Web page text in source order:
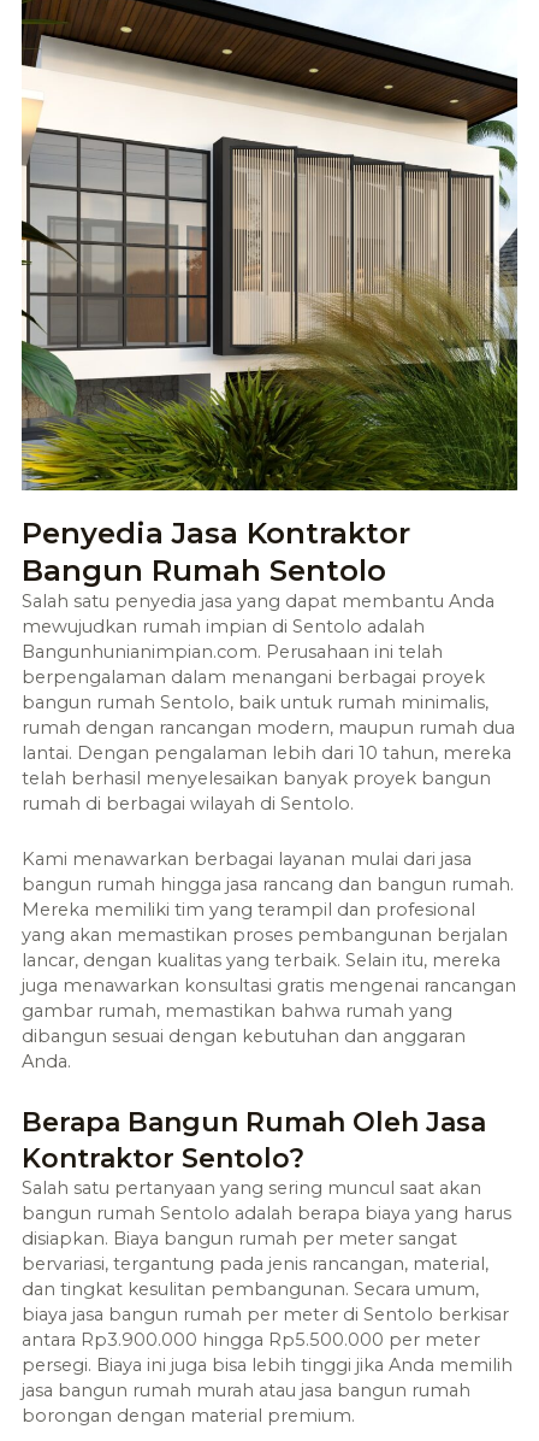
Penyedia Jasa Kontraktor
Bangun Rumah Sentolo
Salah satu penyedia jasa yang dapat membantu Anda
mewujudkan rumah impian di Sentolo adalah
Bangunhunianimpian.com. Perusahaan ini telah
berpengalaman dalam menangani berbagai proyek
bangun rumah Sentolo, baik untuk rumah minimalis,
rumah dengan rancangan modern, maupun rumah dua
lantai. Dengan pengalaman lebih dari 10 tahun, mereka
telah berhasil menyelesaikan banyak proyek bangun
rumah di berbagai wilayah di Sentolo.
Kami menawarkan berbagai layanan mulai dari jasa
bangun rumah hingga jasa rancang dan bangun rumah.
Mereka memiliki tim yang terampil dan profesional
yang akan memastikan proses pembangunan berjalan
lancar, dengan kualitas yang terbaik. Selain itu, mereka
juga menawarkan konsultasi gratis mengenai rancangan
gambar rumah, memastikan bahwa rumah yang
dibangun sesuai dengan kebutuhan dan anggaran
Anda.
Berapa Bangun Rumah Oleh Jasa
Kontraktor Sentolo?
Salah satu pertanyaan yang sering muncul saat akan
bangun rumah Sentolo adalah berapa biaya yang harus
disiapkan. Biaya bangun rumah per meter sangat
bervariasi, tergantung pada jenis rancangan, material,
dan tingkat kesulitan pembangunan. Secara umum,
biaya jasa bangun rumah per meter di Sentolo berkisar
antara Rp3.900.000 hingga Rp5.500.000 per meter
persegi. Biaya ini juga bisa lebih tinggi jika Anda memilih
jasa bangun rumah murah atau jasa bangun rumah
borongan dengan material premium.